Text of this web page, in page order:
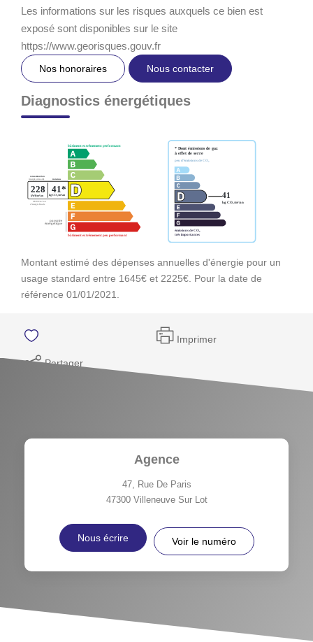
Les informations sur les risques auxquels ce bien est
exposé sont disponibles sur le site
https://www.georisques.gouv.fr
Nos honoraires Nous contacter
Diagnostics énergétiques
Montant estimé des dépenses annuelles d'énergie pour un
usage standard entre 1645€ et 2225€. Pour la date de
référence 01/01/2021.
Imprimer
Partager
Agence
47, Rue De Paris
47300 Villeneuve Sur Lot
Nous écrire Voir le numéro